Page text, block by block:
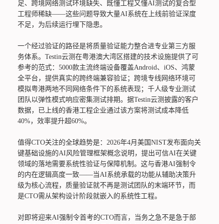
足、跨境网络测试环境缺失、既懂工程又懂AI测试的复合型
工程师稀缺——这些问题导致大量AI系统在上线前验证深度
不足，为后续运行埋下隐患。
一个经过验证的路径是将质量验证能力整合进专业第三方服
务体系。Testin云测在粤港澳大湾区搭建的技术设施提供了可
参考的范式：5000款主流终端设备覆盖Android、iOS、鸿蒙
全平台，提供真实的跨终端兼容验证；跨境专线网络环境可
模拟粤港两地不同网络条件下的系统表现；千人级专业测试
团队以弹性模式响应密集测试排期。据Testin云测披露的客户
数据，已上线的香港工程企业通过该方案将测试成本降低
40%，效率提升超60%。
值得CTO关注的全球趋势是：2026年4月美国NIST发布面向关
键基础设施的AI风险管理框架概念说明，提出可信AI在关键
领域的落地需要系统性验证与保障机制。这与香港AI强制令
的内在逻辑高度一致——当AI系统承载的功能从辅助决策升
级为核心流程，质量验证就不再是测试团队的末端环节，而
是CTO需从架构设计阶段就嵌入的系统性工程。
对即将迎来AI强制令首考的CTO而言，当务之急不是急于部